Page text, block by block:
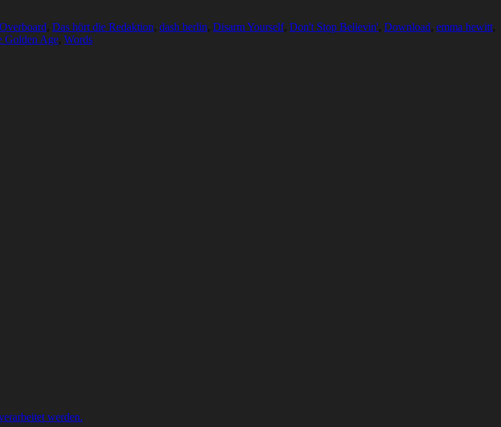
, Das hört die Redaktion, dash berlin, Disarm Yourself, Don't Stop Believin', Download, emma hewitt,
Golden Age, Words
werden.